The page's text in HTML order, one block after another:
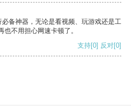
备神器，无论是看视频、玩游戏还是工
不用担心网速卡顿了。
支持[0] 反对[0]